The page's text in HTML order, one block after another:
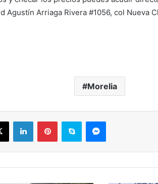
Agustín Arriaga Rivera #1056, col Nueva
Morelia
X LinkedInPinterestSkype Messenger